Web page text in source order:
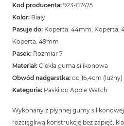
Kod producenta: 923-07475
Kolor: Biały
Pasuje do: Koperta: 44mm, Koperta:
Koperta: 49mm
Pasek: Rozmiar 7
Materiał: Ciekła guma silikonowa
Obwód nadgarstka: od 16,4cm
Kategoria: Paski do Apple Watch
Wykonany z płynnej gumy
rozciągliwą konstrukcję bez zapięć,